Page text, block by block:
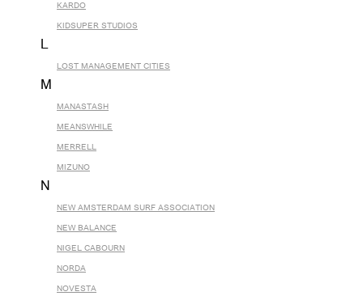
KARDO
KIDSUPER STUDIOS
L
LOST MANAGEMENT CITIES
M
MANASTASH
MEANSWHILE
MERRELL
MIZUNO
N
NEW AMSTERDAM SURF ASSOCIATION
NEW BALANCE
NIGEL CABOURN
NORDA
NOVESTA